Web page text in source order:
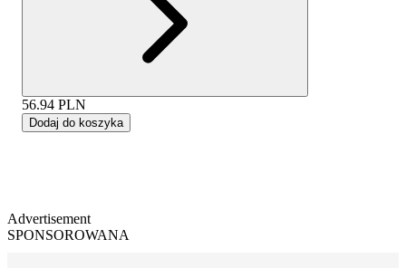
56.94 PLN
Dodaj do koszyka
Advertisement
SPONSOROWANA